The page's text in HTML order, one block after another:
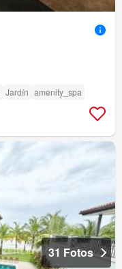
Jardín amenity_spa
31 Fotos